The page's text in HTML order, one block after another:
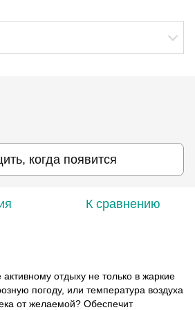
когда появится
К сравнению
отдыху не только в жаркие
погоду, или температура воздуха
от желаемой? Обеспечит